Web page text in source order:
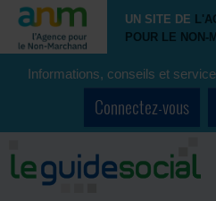
UN SITE DE
POUR LE NON-
Informations, conseils et
Connectez-vous